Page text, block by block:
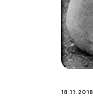
18.11.2018